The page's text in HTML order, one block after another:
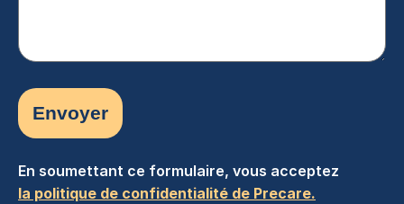
En soumettant ce formulaire, vous acceptez
la politique de confidentialité de Precare.